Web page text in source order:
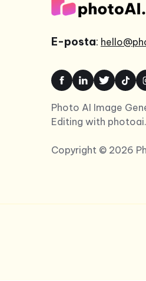
E-posta:
Photo AI Image
Editing with
Copyright © 2026